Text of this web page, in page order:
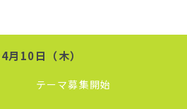
4月10日（木）
テーマ募集開始